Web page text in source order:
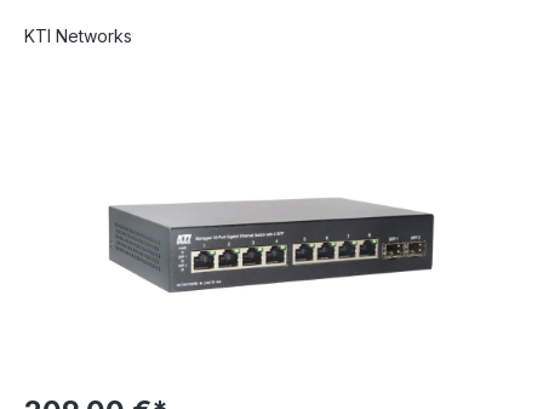
KTI Networks